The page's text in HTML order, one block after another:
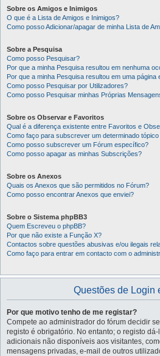
Sobre os Amigos e Inimigos
O que é a Lista de Amigos e Inimigos?
Como posso Adicionar/apagar de minha Lista de
Sobre a Pesquisa
Como posso Pesquisar?
Por que a minha Pesquisa resultou em nenhuma
Por que a minha Pesquisa resultou em uma página
Como posso Pesquisar por Utilizadores?
Como posso Pesquisar minhas Próprias
Sobre os Observar e Favoritos
Qual é a diferença existente entre Favoritos e
Como faço para subscrever um determinado
Como posso subscrever um Fórum específico?
Como posso apagar as minhas Subscrições?
Sobre os Anexos
Quais os Anexos que são permitidos no Fórum?
Como posso encontrar Anexos que enviei?
Sobre o Sistema phpBB3
Quem Escreveu o phpBB?
Por que não existe a Função X?
Contactos sobre questões abusivas e/ou ilegais
Como faço para entrar em contacto com o
Questões de Login
Por que motivo tenho de me registar?
Compete ao administrador do fórum decidir
registo é obrigatório. No entanto; o registo
adicionais não disponíveis aos visitantes,
mensagens privadas, e-mail de outros